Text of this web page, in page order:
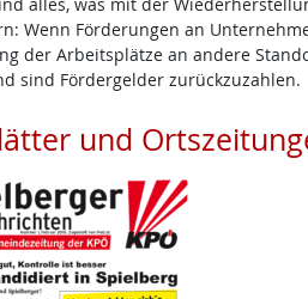
Wenn Förderungen an
der Arbeitsplätze an andere
sind Fördergelder zurückzuzahlen.
und